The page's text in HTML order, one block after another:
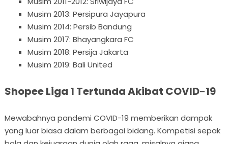
Musim 2013: Persipura Jayapura
Musim 2014: Persib Bandung
Musim 2017: Bhayangkara FC
Musim 2018: Persija Jakarta
Musim 2019: Bali United
Shopee Liga 1 Tertunda Akibat COVID-19
Mewabahnya pandemi COVID-19 memberikan dampak
yang luar biasa dalam berbagai bidang. Kompetisi sepak